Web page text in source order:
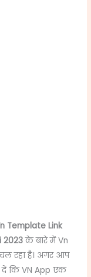
Template Link
2023के बारे में Vn
रहा है। अगर आप
दें कि VN App एक